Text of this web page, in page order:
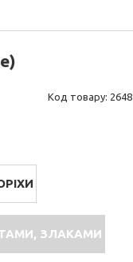
Код товару: 2648
ЗЛАКАМИ